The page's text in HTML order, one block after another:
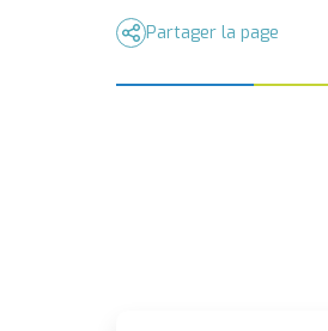
Partager la page